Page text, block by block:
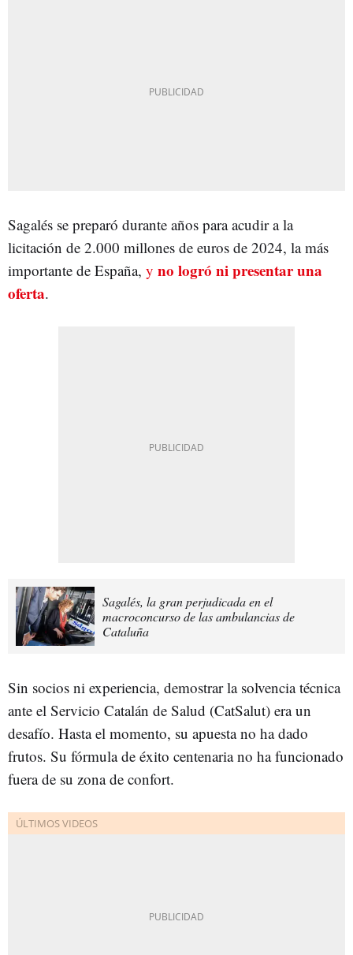
Sagalés se preparó durante años para acudir a la
licitación de 2.000 millones de euros de 2024, la más
importante de España, y no logró ni presentar una
oferta.
Sagalés, la gran perjudicada en el
macroconcurso de las ambulancias de
Cataluña
Sin socios ni experiencia, demostrar la solvencia técnica
ante el Servicio Catalán de Salud (CatSalut) era un
desafío. Hasta el momento, su apuesta no ha dado
frutos. Su fórmula de éxito centenaria no ha funcionado
fuera de su zona de confort.